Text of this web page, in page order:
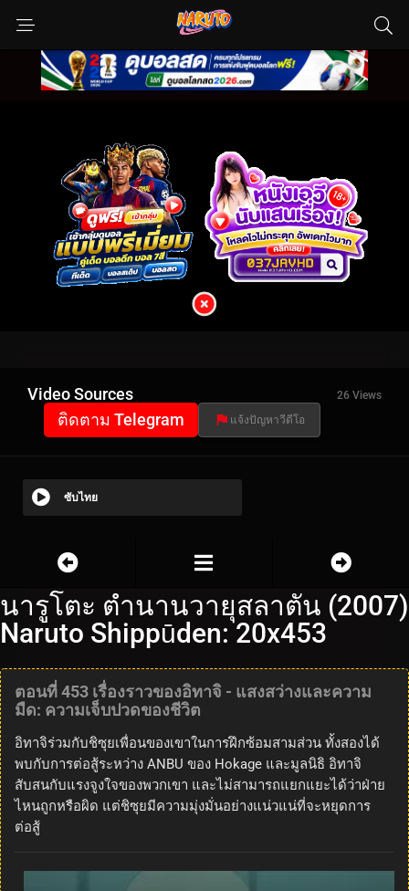
Video Sources 26 Views
ติดตาม Telegram แจ้งปัญหาวีดีโอ
ซับไทย
นารูโตะ ตำนานวายุสลาตัน (2007)
Naruto Shippūden: 20x453
ตอนที่ 453 เรื่องราวของอิทาจิ - แสงสว่างและความ
มืด: ความเจ็บปวดของชีวิต
อิทาจิร่วมกับชิซุยเพื่อนของเขาในการฝึกซ้อมสามส่วน ทั้งสองได้
พบกับการต่อสู้ระหว่าง ANBU ของ Hokage และมูลนิธิ อิทาจิ
สับสนกับแรงจูงใจของพวกเขา และไม่สามารถแยกแยะได้ว่าฝ่าย
ไหนถูกหรือผิด แต่ชิซุยมีความมุ่งมั่นอย่างแน่วแน่ที่จะหยุดการ
ต่อสู้